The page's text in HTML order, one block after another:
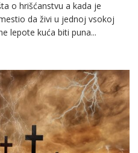
Hristina
o hrišćanstvu a kada je
da živi u jednoj vsokoj
lepote kuća biti puna...